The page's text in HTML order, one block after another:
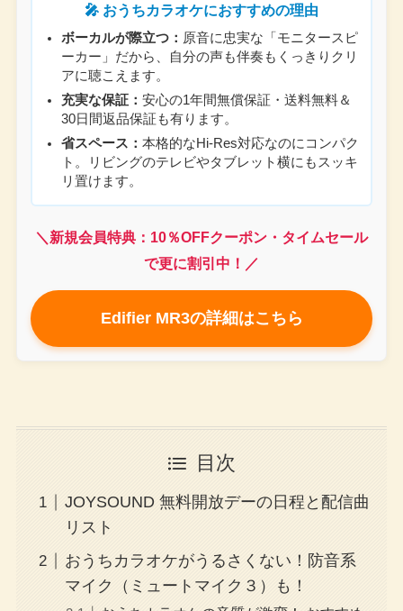
🎤 おうちカラオケにおすすめの理由
ボーカルが際立つ： 原音に忠実な「モニタースピ
ーカー」だから、自分の声も伴奏もくっきりクリ
アに聴こえます。
充実な保証： 安心の1年間無償保証・送料無料＆
30日間返品保証も有ります。
省スペース： 本格的なHi-Res対応なのにコンパク
ト。リビングのテレビやタブレット横にもスッキ
リ置けます。
＼新規会員特典：10％OFFクーポン・タイムセール
で更に割引中！／
Edifier MR3の詳細はこちら
目次
JOYSOUND 無料開放デーの日程と配信曲
リスト
おうちカラオケがうるさくない！防音系
マイク（ミュートマイク３）も！